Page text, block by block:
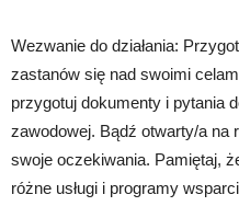
Wezwanie do działania:
zastanów się nad swoimi
przygotuj dokumenty i pytania
zawodowej. Bądź otwarty/a na
swoje oczekiwania. Pamiętaj,
różne usługi i programy